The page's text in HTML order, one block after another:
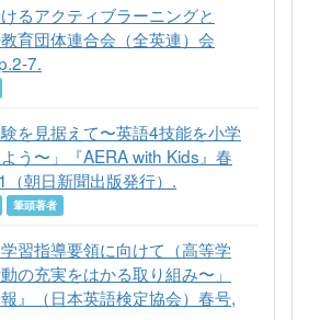
るアクティブラーニングと
育団体連合会（全英連）会
7.
験を見据えて〜英語4技能を小学
う〜」『AERA with Kids』春
朝日新聞出版発行）.
筆頭著者
習指導要領に向けて（高等学
の充実をはかる取り組み〜」
』（日本英語検定協会）春号,